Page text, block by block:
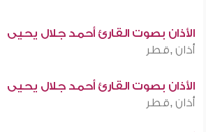
الأذان بصوت القارئ أحمد جلال يحيى
أذان ,قطر
الأذان بصوت القارئ أحمد جلال يحيى
أذان ,قطر